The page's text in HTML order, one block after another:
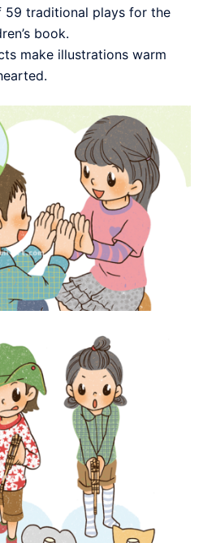
59 traditional plays for the
book.
make illustrations warm